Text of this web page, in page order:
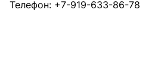
Телефон: +7-919-633-86-78